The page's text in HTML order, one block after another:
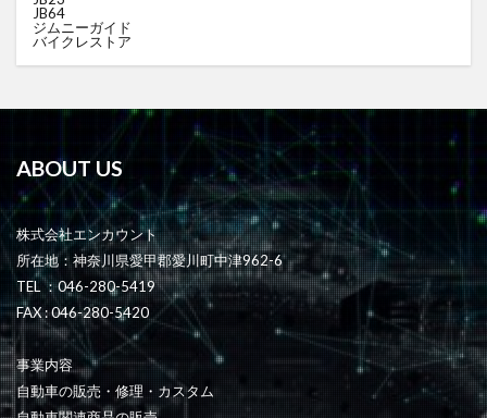
JB64
ジムニーガイド
バイクレストア
ABOUT US
株式会社エンカウント
所在地：神奈川県愛甲郡愛川町中津962-6
TEL ：046-280-5419
FAX : 046-280-5420
事業内容
自動車の販売・修理・カスタム